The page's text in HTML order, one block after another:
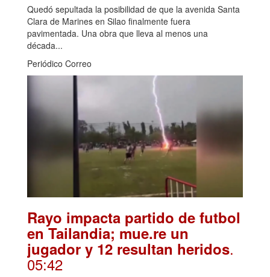
Quedó sepultada la posibilidad de que la avenida Santa
Clara de Marines en Silao finalmente fuera
pavimentada. Una obra que lleva al menos una
década...
Periódico Correo
Rayo impacta partido de futbol
en Tailandia; mue.re un
jugador y 12 resultan heridos.
05:42